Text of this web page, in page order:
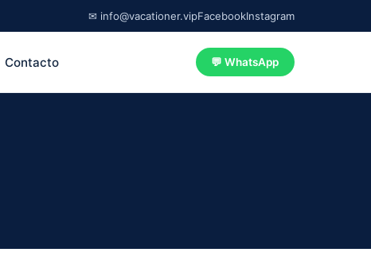
✉ info@vacationer.vipFacebookInstagram
Contacto 💬 WhatsApp